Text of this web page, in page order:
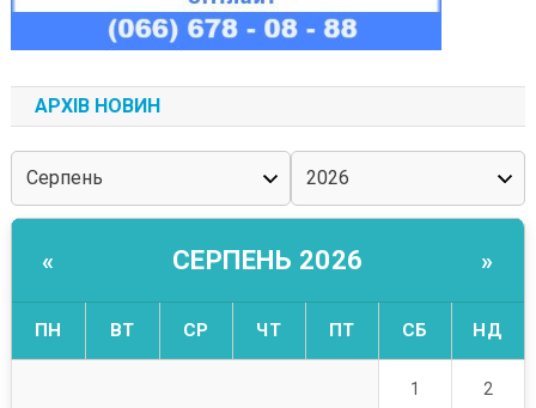
АРХІВ НОВИН
« СЕРПЕНЬ 2026 »
ПН ВТ СР ЧТ ПТ СБ НД
1 2